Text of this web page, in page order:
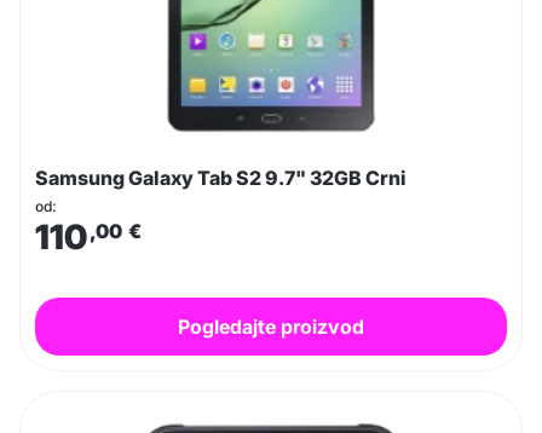
Samsung Galaxy Tab S2 9.7" 32GB Crni
od:
110,00 €
Pogledajte proizvod